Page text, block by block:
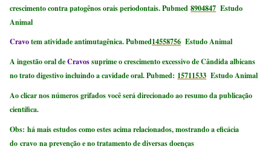
crescimento contra patogênos orais periodontais.Pubmed8904847 Estudo
Animal
Cravotem atividade antimutagênica.Pubmed14558756 Estudo Animal
A ingestão oral deCravossuprime o crescimento excessivo de Cândida albicans
no trato digestivo incluindo a cavidade oral. Pubmed: 15711533 Estudo Animal
Ao clicar nos números grifados você será direcionado ao resumo da publicação
científica.
Obs: há mais estudos como estes acima relacionados, mostrando a eficácia
docravo na prevenção e no tratamento de diversas doenças